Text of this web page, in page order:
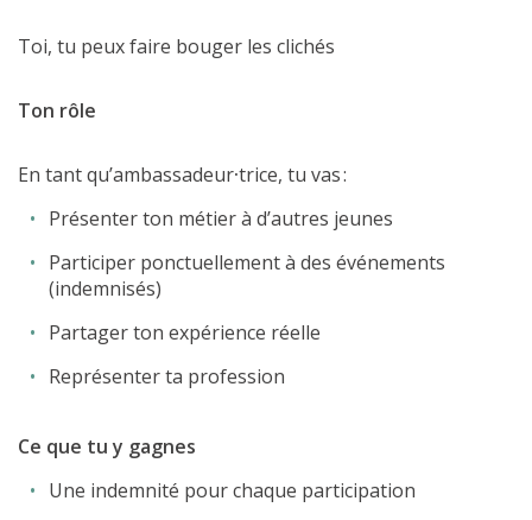
Toi, tu peux faire bouger les clichés
Ton rôle
En tant qu’ambassadeur·trice, tu vas :
Présenter ton métier à d’autres jeunes
Participer ponctuellement à des événements
(indemnisés)
Partager ton expérience réelle
Représenter ta profession
Ce que tu y gagnes
Une indemnité pour chaque participation